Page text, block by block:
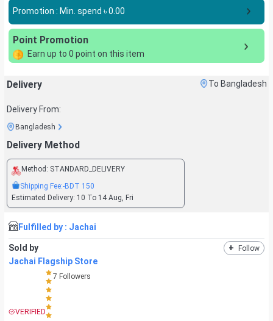
Promotion : Min. spend ৳0.00
Point Promotion
Earn up to 0 point on this item
Delivery To Bangladesh
Delivery From:
Bangladesh
Delivery Method
Method: STANDARD_DELIVERY
Shipping Fee:-BDT 150
Estimated Delivery: 10 To 14 Aug, Fri
Fulfilled by : Jachai
Sold by + Follow
Jachai Flagship Store
VERIFIED
7 Followers